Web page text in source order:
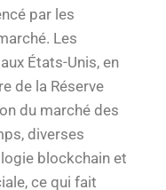
par les
Les
États-Unis, en
de la Réserve
du marché des
diverses
blockchain et
ce qui fait